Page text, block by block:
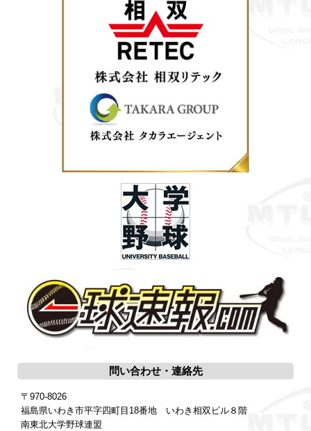
問い合わせ・連絡先
〒970-8026
福島県いわき市平字四町目18番地 いわき相双ビル８階
南東北大学野球連盟